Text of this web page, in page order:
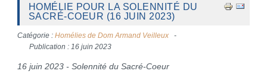
HOMÉLIE POUR LA SOLENNITÉ DU
SACRÉ-COEUR (16 JUIN 2023)
Catégorie : Homélies de Dom Armand Veilleux
Publication : 16 juin 2023
16 juin 2023 - Solennité du Sacré-Coeur